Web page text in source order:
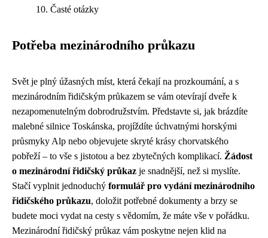
Časté otázky
Potřeba mezinárodního průkazu
Svět je plný úžasných míst, která čekají na prozkoumání, a s
mezinárodním řidičským průkazem se vám otevírají dveře k
nezapomenutelným dobrodružstvím. Představte si, jak brázdíte
malebné silnice Toskánska, projíždíte úchvatnými horskými
průsmyky Alp nebo objevujete skryté krásy chorvatského
pobřeží – to vše s jistotou a bez zbytečných komplikací. Žádost
o mezinárodní řidičský průkaz je snadnější, než si myslíte.
Stačí vyplnit jednoduchý formulář pro vydání mezinárodního
řidičského průkazu, doložit potřebné dokumenty a brzy se
budete moci vydat na cesty s vědomím, že máte vše v pořádku.
Mezinárodní řidičský průkaz vám poskytne nejen klid na